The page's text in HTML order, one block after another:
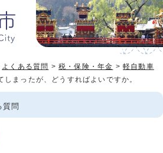
よくある質問 >税・保険・年金 >軽自動車
まったが、どうすればよいですか。
問